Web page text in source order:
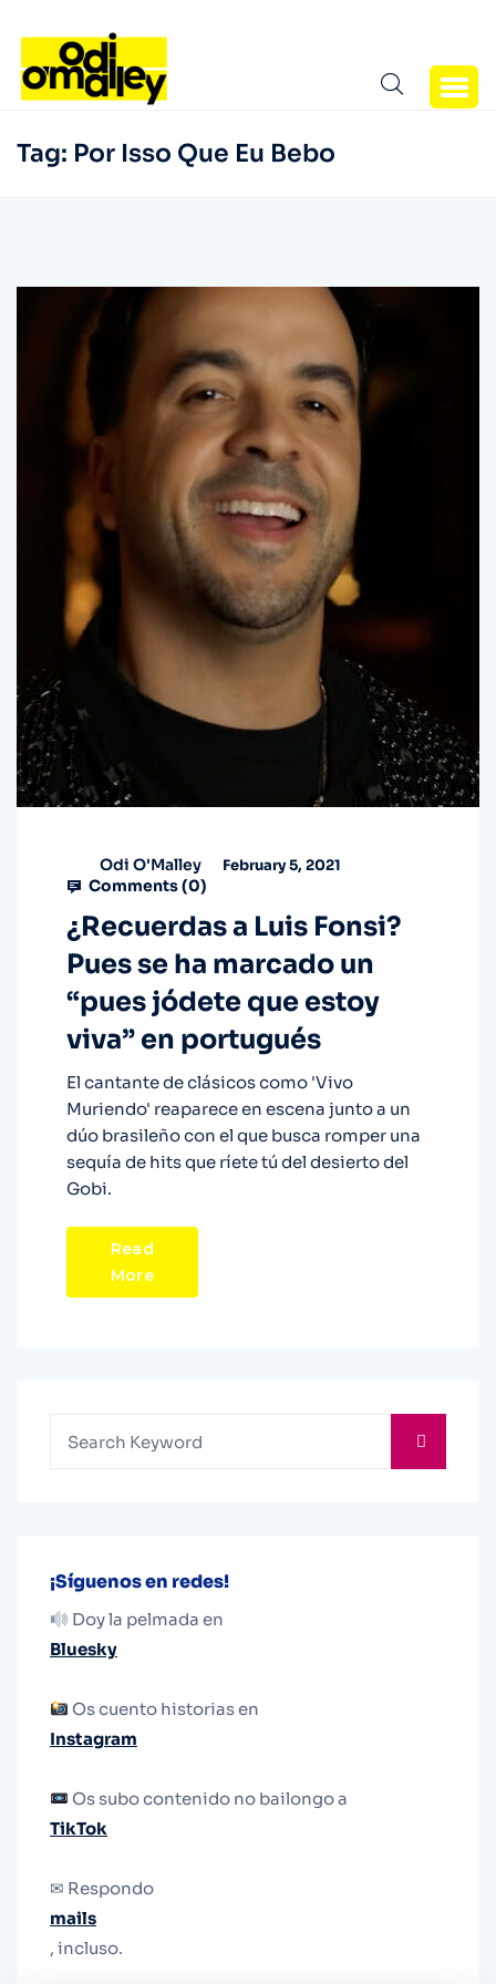
Tag: Por Isso Que Eu Bebo
Odi O'Malley February 5, 2021
Comments (0)
¿Recuerdas a Luis Fonsi?
Pues se ha marcado un
“pues jódete que estoy
viva” en portugués
El cantante de clásicos como 'Vivo
Muriendo' reaparece en escena junto a un
dúo brasileño con el que busca romper una
sequía de hits que ríete tú del desierto del
Gobi.
Read
More
¡Síguenos en redes!
Doy la pelmada en
Bluesky
Os cuento historias en
Instagram
Os subo contenido no bailongo a
TikTok
✉ Respondo
mails
, incluso.